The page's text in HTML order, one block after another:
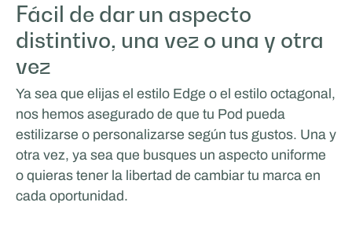
Fácil de dar un aspecto
distintivo, una vez o una y otra
vez
Ya sea que elijas el estilo Edge o el estilo octagonal,
nos hemos asegurado de que tu Pod pueda
estilizarse o personalizarse según tus gustos. Una y
otra vez, ya sea que busques un aspecto uniforme
o quieras tener la libertad de cambiar tu marca en
cada oportunidad.